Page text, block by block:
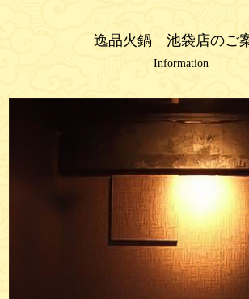
逸品火鍋 池袋店のご
Information